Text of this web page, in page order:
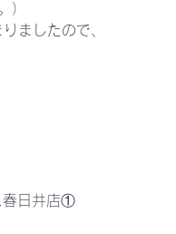
）
ましたので、
春日井店①